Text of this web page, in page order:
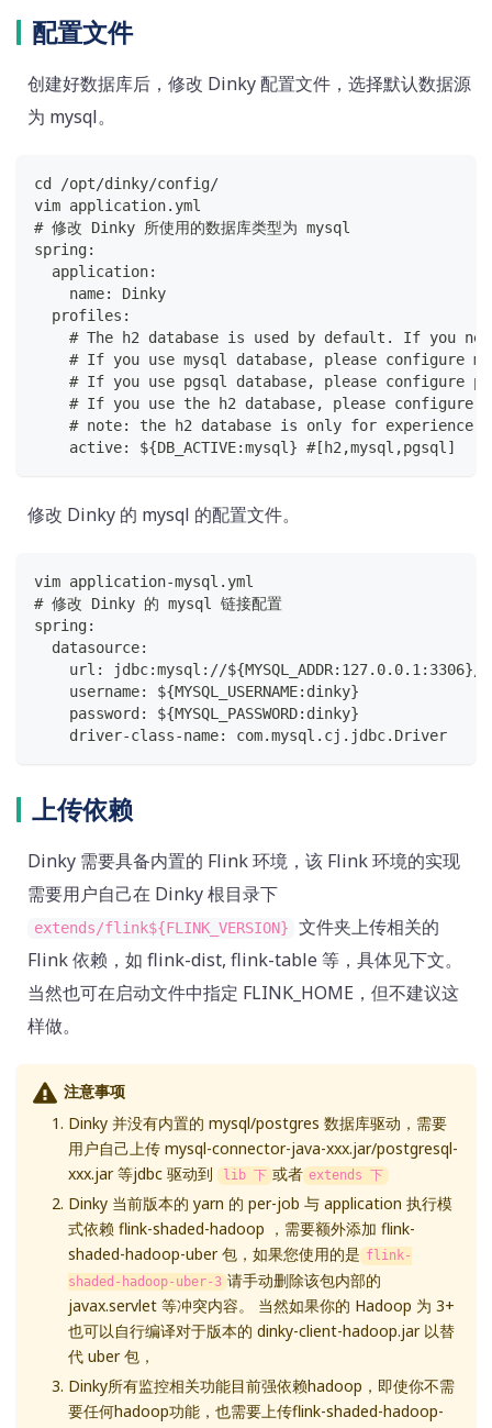
配置文件
创建好数据库后，修改 Dinky 配置文件，选择默认数据源
为 mysql。
cd /opt/dinky/config/
vim application.yml
# 修改 Dinky 所使用的数据库类型为 mysql
spring:
  application:
    name: Dinky
  profiles:
# The h2 database is used by default. If you
# If you use mysql database, please configure
# If you use pgsql database, please configure
# If you use the h2 database, please configure
# note: the h2 database is only for experience
    active: ${DB_ACTIVE:mysql} #[h2,mysql,pgsql]
修改 Dinky 的 mysql 的配置文件。
vim application-mysql.yml
# 修改 Dinky 的 mysql 链接配置
spring:
  datasource:
url: jdbc:mysql://
    username: ${MYSQL_USERNAME:dinky}
    password: ${MYSQL_PASSWORD:dinky}
    driver-class-name: com.mysql.cj.jdbc.Driver
上传依赖
Dinky 需要具备内置的 Flink 环境，该 Flink 环境的实现
需要用户自己在 Dinky 根目录下
extends/flink${FLINK_VERSION}
文件夹上传相关的
Flink 依赖，如 flink-dist, flink-table 等，具体见下文。
当然也可在启动文件中指定 FLINK_HOME，但不建议这
样做。
注意事项
Dinky 并没有内置的 mysql/postgres 数据库驱动，需要
用户自己上传 mysql-connector-java-xxx.jar/postgresql-
xxx.jar 等jdbc 驱动到
lib 下 或者 extends 下
Dinky 当前版本的 yarn 的 per-job 与 application 执行模
式依赖 flink-shaded-hadoop ，需要额外添加 flink-
shaded-hadoop-uber 包，如果您使用的是 flink-
shaded-hadoop-uber-3 请手动删除该包内部的
javax.servlet 等冲突内容。 当然如果你的 Hadoop 为 3+
也可以自行编译对于版本的 dinky-client-hadoop.jar 以替
代 uber 包，
Dinky所有监控相关功能目前强依赖hadoop，即使你不需
要任何hadoop功能，也需要上传flink-shaded-hadoop-